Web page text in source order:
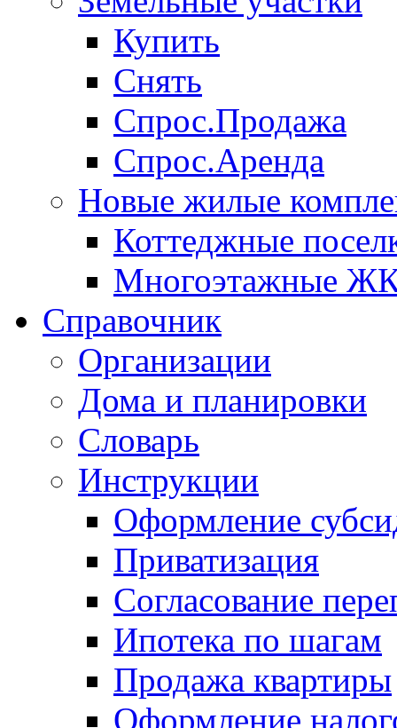
Купить
Снять
Спрос.Продажа
Спрос.Аренда
Новые жилые
Коттеджные
Многоэтажные
Справочник
Организации
Дома и планировки
Словарь
Инструкции
Оформление
Приватизация
Согласование
Ипотека по шагам
Продажа квартиры
Оформление